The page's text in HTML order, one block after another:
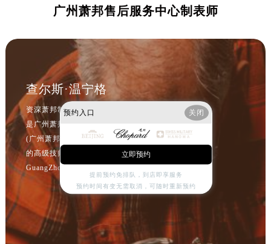
广州萧邦售后服务中心制表师
查尔斯·温宁格
资深萧邦制表师
是广州萧邦售后服务中心
(广州萧邦维修保养中心)
的高级技师之一
GuangZhou Chopard Maintain center
预约入口 关闭
立即预约
提前预约免排队，到店即享服务
预约时间有变无需取消，可随时重新预约